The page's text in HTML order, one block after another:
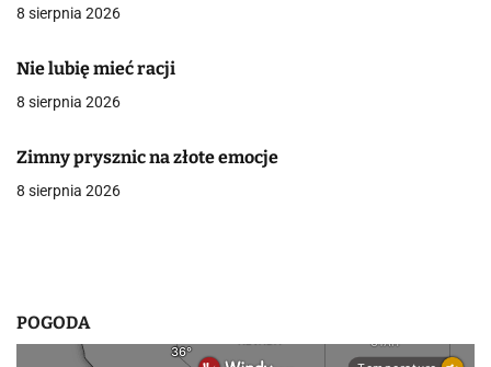
a
p
i
8 sierpnia 2026
Nie lubię mieć racji
8 sierpnia 2026
Zimny prysznic na złote emocje
8 sierpnia 2026
POGODA